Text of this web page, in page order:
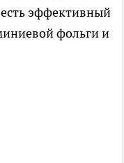
эффективный
фольги и